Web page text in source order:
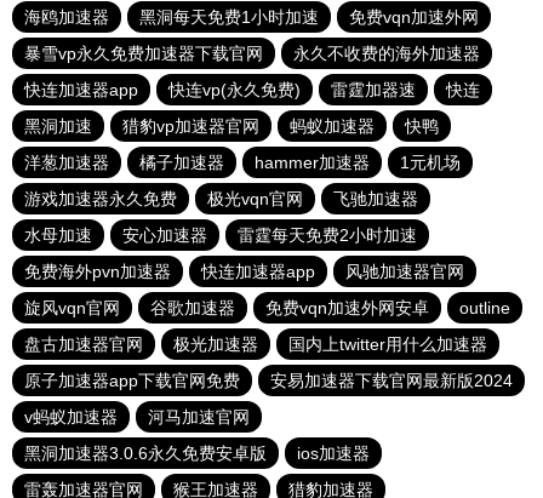
海鸥加速器
黑洞每天免费1小时加速
免费vqn加速外网
暴雪vp永久免费加速器下载官网
永久不收费的海外加速器
快连加速器app
快连vp(永久免费) 雷霆加器速
快连
黑洞加速
猎豹vp加速器官网 蚂蚁加速器
快鸭
洋葱加速器
橘子加速器 hammer加速器
1元机场
游戏加速器永久免费
极光vqn官网
飞驰加速器
水母加速
安心加速器
雷霆每天免费2小时加速
免费海外pvn加速器
快连加速器app
风驰加速器官网
旋风vqn官网
谷歌加速器 免费vqn加速外网安卓
outline
盘古加速器官网
极光加速器
国内上twitter用什么加速器
原子加速器app下载官网免费
安易加速器下载官网最新版2024
v蚂蚁加速器
河马加速官网
黑洞加速器3.0.6永久免费安卓版
ios加速器
雷轰加速器官网
猴王加速器 猎豹加速器